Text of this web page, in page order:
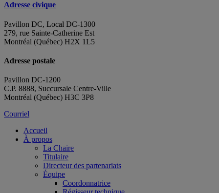
Adresse civique
Pavillon DC, Local DC-1300
279, rue Sainte-Catherine Est
Montréal (Québec) H2X 1L5
Adresse postale
Pavillon DC-1200
C.P. 8888, Succursale Centre-Ville
Montréal (Québec) H3C 3P8
Courriel
Accueil
À propos
La Chaire
Titulaire
Directeur des partenariats
Équipe
Coordonnatrice